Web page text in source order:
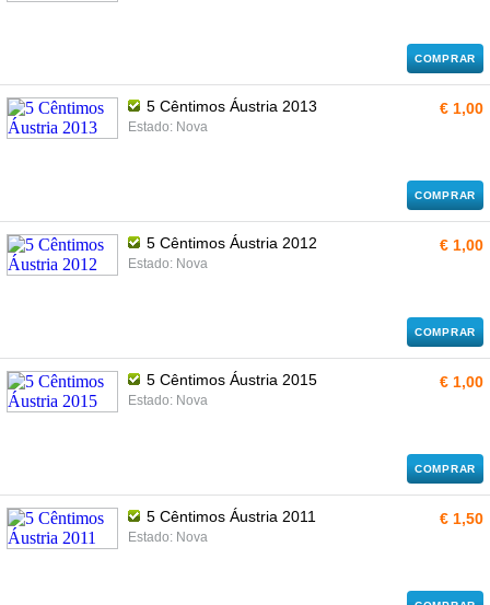
COMPRAR
5 Cêntimos Áustria 2013
Estado: Nova
€ 1,00
COMPRAR
5 Cêntimos Áustria 2012
Estado: Nova
€ 1,00
COMPRAR
5 Cêntimos Áustria 2015
Estado: Nova
€ 1,00
COMPRAR
5 Cêntimos Áustria 2011
Estado: Nova
€ 1,50